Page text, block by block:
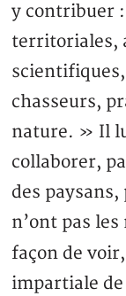
y contribuer
territoriales,
chasseurs,
nature. » Il
collaborer,
des
n’ont pas
façon de
impartiale